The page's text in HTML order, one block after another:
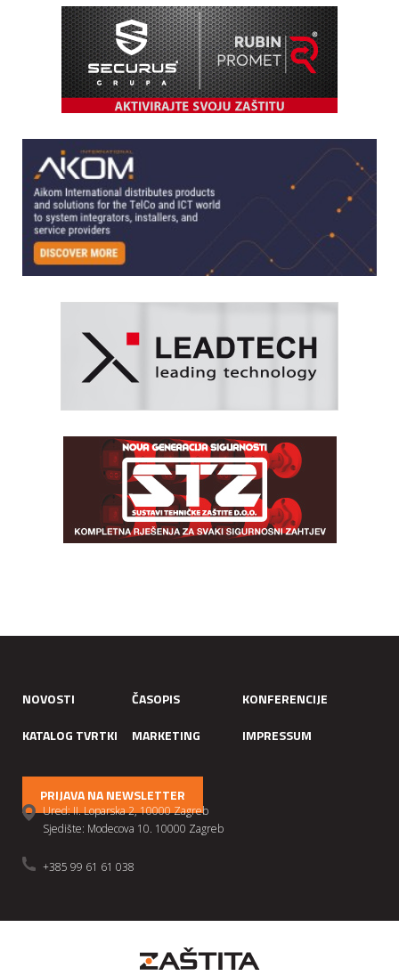
NOVOSTI ČASOPIS
KONFERENCIJE
KATALOG TVRTKI
MARKETING IMPRESSUM
PRIJAVA NA NEWSLETTER
Ured: II. Loparska 2, 10000 Zagreb
Sjedište: Modecova 10. 10000 Zagreb
+385 99 61 61 038